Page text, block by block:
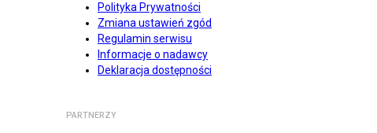
Polityka Prywatności
Zmiana ustawień zgód
Regulamin serwisu
Informacje o nadawcy
Deklaracja dostępności
PARTNERZY